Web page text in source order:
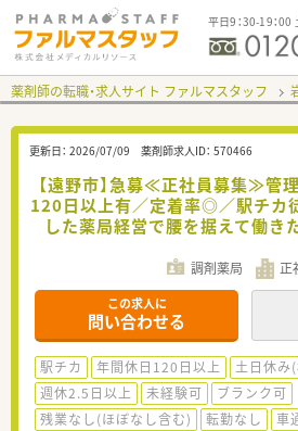
平日9：30-19：00
薬剤師の転職・求人サイト ファルマスタッフ
更新日： 2026/07/09 薬剤師求人ID： 570466
【遠野市】急募≪正社員募集≫管
120日以上有／定着率◎／駅チカ
した薬局経営で腰を据えて働き
調剤薬局 正
この求人に
問い合わせる
駅チカ 年間休日120日以上
土日休み
週休2.5日以上
未経験可
ブランク可
残業なし(ほぼなし含む)
転勤なし
車